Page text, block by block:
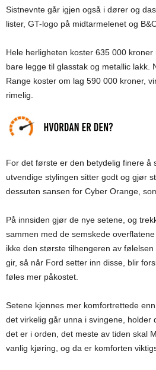
Sistnevnte går igjen også i dører og
lister, GT-logo på midtarmelenet og
Hele herligheten koster 635 000
bare legge til glasstak og metallic lakk.
Range koster om lag 590 000 kroner,
rimelig.
For det første er den betydelig finere å
utvendige stylingen sitter godt og gjør
dessuten sansen for Cyber Orange,
På innsiden gjør de nye setene, og
sammen med de semskede
ikke den største tilhengeren av
gir, så når Ford setter inn disse, blir
føles mer påkostet.
Setene kjennes mer komfortrettede
det virkelig går unna i svingene, holder
det er i orden, det meste av tiden skal
vanlig kjøring, og da er komforten